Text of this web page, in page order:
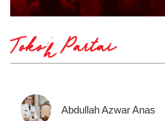
Tokoh Partai
Abdullah Azwar Anas